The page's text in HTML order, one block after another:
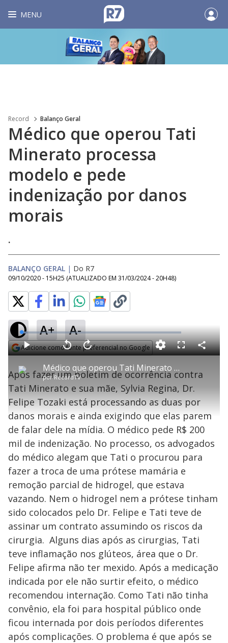
MENU
Record Balanço Geral
Médico que operou Tati
Minerato processa
modelo e pede
indenização por danos
morais
.
BALANÇO GERAL | Do R7
09/10/2020 - 15H25 (ATUALIZADO EM 31/03/2024 - 20H48)
A+ A-
Adicione como fonte preferencial no Google
P
l
a
y
V
i
d
e
o
Médico que operou Tati Minerato processa modelo e pede indenização por danos morais
por RecordTV
P V
t
a
r
0
g
s
A
n
a
1
s
e
u
n
o
s
M
L
o
a
d
e
3
.
8
1
%
F
s
c
n
C
o
a
r
Após fazer um boletim de ocorrência contra
Tati Minerato e sua mãe, Sylvia Regina, Dr.
Felipe Tozaki está processando as duas por
danos morais e ainda exigindo que elas parem
de falar dele na mídia. O médico pede R$ 200
mil de indenização. No processo, os advogados
do médico alegam que Tati o procurou para
fazer a troca de uma prótese mamária e
remoção parcial de hidrogel, que estava
vazando. Nem o hidrogel nem a prótese tinham
sido colocados pelo Dr. Felipe e Tati teve de
assinar um contrato assumindo os riscos da
cirurgia. Alguns dias após as cirurgias, Tati
teve inflamação nos glúteos, área que o Dr.
Felipe afirma não ter mexido. Após a medicação
indicada por ele não surtir efeito, o médico
recomendou internação. Como Tati não tinha
convênio, ela foi para hospital público onde
ficou internada por dois períodos diferentes
após complicações. O problema é que após se